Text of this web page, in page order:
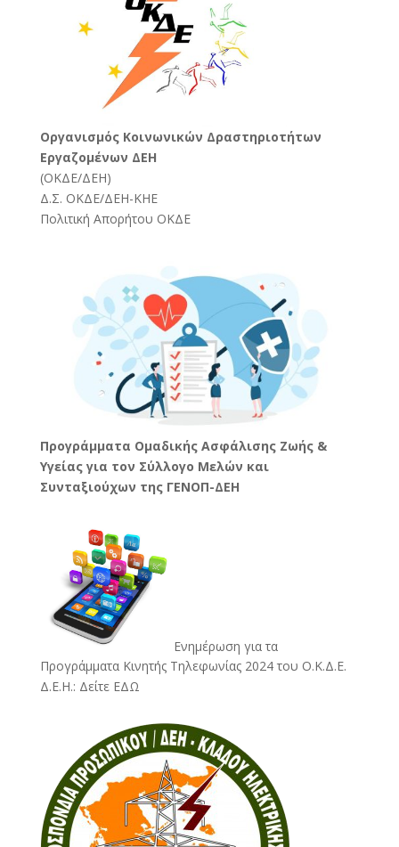
Oργανισμός Κοινωνικών Δραστηριοτήτων
Εργαζομένων ΔΕΗ
(ΟΚΔΕ/ΔΕΗ)
Δ.Σ. ΟΚΔΕ/ΔΕΗ-ΚΗΕ
Πολιτική Απορήτου ΟΚΔΕ
Προγράμματα Ομαδικής Ασφάλισης Ζωής &
Υγείας για τον Σύλλογο Μελών και
Συνταξιούχων της ΓΕΝΟΠ-ΔΕΗ
Ενημέρωση για τα
Προγράμματα Κινητής Τηλεφωνίας 2024 του Ο.Κ.Δ.Ε.
Δ.Ε.Η.: Δείτε ΕΔΩ